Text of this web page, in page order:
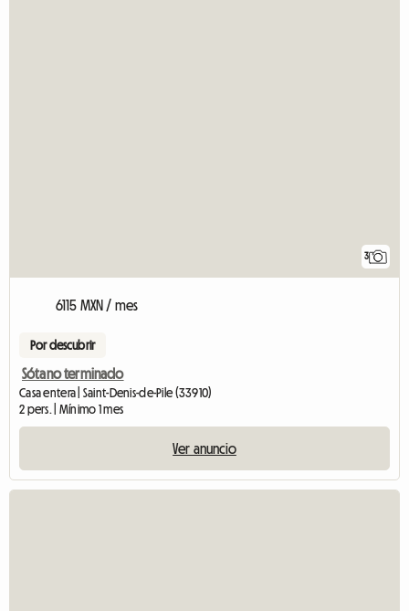
3
6115 MXN / mes
Por descubrir
Sótano terminado
Casa entera | Saint-Denis-de-Pile (33910)
2 pers. | Mínimo 1 mes
Ver anuncio